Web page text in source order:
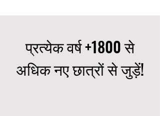
प्रत्येक वर्ष +1800 से
अधिक नए छात्रों से जुड़ें!